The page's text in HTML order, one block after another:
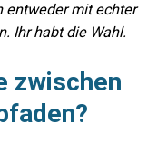
entweder mit echter
Ihr habt die Wahl.
zwischen